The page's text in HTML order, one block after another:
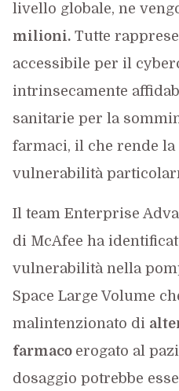
livello globale, ne
milioni.Tutte
accessibile per il
intrinsecamente
sanitarie per la
farmaci, il che rende la
vulnerabilità
Il team Enterprise
di McAfee ha
vulnerabilità nella
Space Large Volume
malintenzionato di
farmaco erogato al
dosaggio potrebbe